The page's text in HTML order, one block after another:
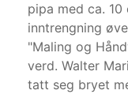
pipa med ca.
inntrengning
"Maling og
verd. Walter
tatt seg bryet